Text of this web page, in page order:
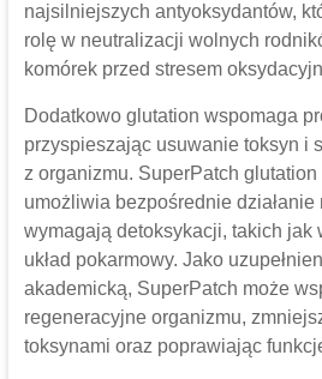
najsilniejszych antyoksydantów,
rolę w neutralizacji wolnych
komórek przed stresem
Dodatkowo glutation wspomaga
przyspieszając usuwanie toksyn i
z organizmu. SuperPatch glutation
umożliwia bezpośrednie działanie
wymagają detoksykacji, takich jak
układ pokarmowy. Jako
akademicką, SuperPatch może
regeneracyjne organizmu,
toksynami oraz poprawiając